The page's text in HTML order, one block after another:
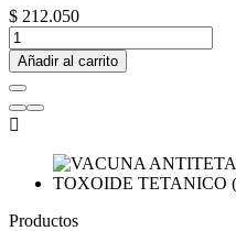
$ 212.050
Añadir al carrito

Productos